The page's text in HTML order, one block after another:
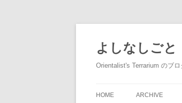
テ
ン
ツ
へ
ス
よしなしごと
Orientalist's Terrarium のブロ
HOME ARCHIVE